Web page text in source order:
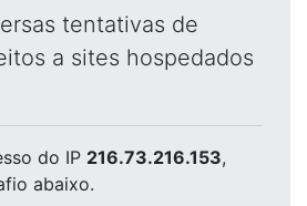
tentativas de
a sites hospedados
do IP 216.73.216.153,
abaixo.